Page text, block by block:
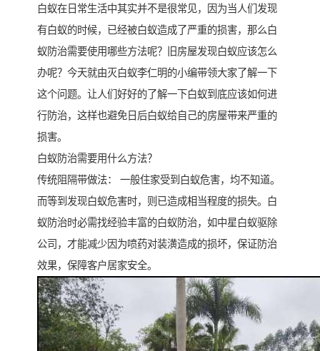
白蚁在日常生活中其实并不是很常见，因为当人们发现
有白蚁的时候，已经被白蚁造成了严重的损害，那么白
蚁防治需要使用哪些方法呢？旧房屋发现白蚁应该怎么
办呢？今天就由灭白蚁李仁明的小编带领大家了解一下
这个问题。让人们好好的了解一下白蚁到底应该如何进
行防治，这样也避免日后白蚁给自己的房屋带来严重的
损害。
白蚁防治需要用什么方法？
传统阻隔带做法： 一般住家受到白蚁危害，均不知道。
而等到发现白蚁危害时，则已造成相当程度的损失。白
蚁防治时必需找经验丰富的白蚁防治，如中星白蚁驱除
公司，才能减少因为喷药对装潢造成的损坏，保证防治
效果，保障客户居家安全。